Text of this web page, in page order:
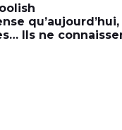
Ils ne